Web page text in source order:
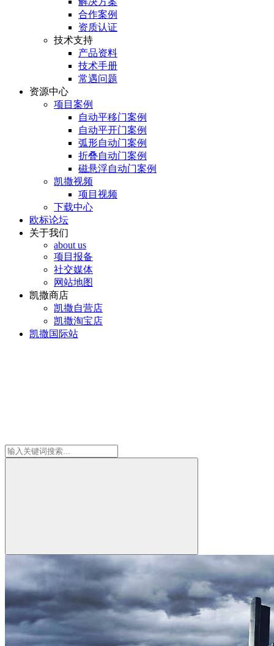
合作案例
资质认证
技术支持
产品资料
技术手册
常遇问题
资源中心
项目案例
自动平移门案例
自动平开门案例
弧形自动门案例
折叠自动门案例
磁悬浮自动门案例
凯撒视频
项目视频
下载中心
欧标论坛
关于我们
about us
项目报备
社交媒体
网站地图
凯撒商店
凯撒自营店
凯撒淘宝店
凯撒国际站